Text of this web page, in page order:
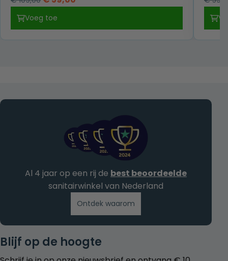
was:
€ 109,00.€ 59,00.
Voeg toe
Blijf op de hoogte
Al 4 jaar op een rij de best beoordeelde
sanitairwinkel van Nederland
Ontdek waarom